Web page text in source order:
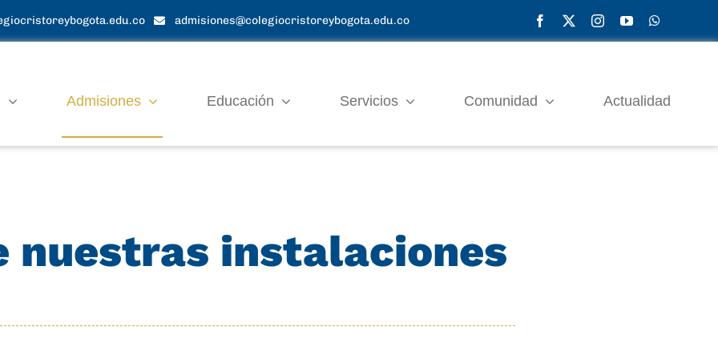
admisiones@colegiocristoreybogota.edu.co
Admisiones Educación Servicios Comunidad Actualidad
nuestras instalaciones